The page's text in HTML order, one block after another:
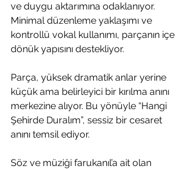
ve duygu aktarımına odaklanıyor.
Minimal düzenleme yaklaşımı ve
kontrollü vokal kullanımı, parçanın içe
dönük yapısını destekliyor.
Parça, yüksek dramatik anlar yerine
küçük ama belirleyici bir kırılma anını
merkezine alıyor. Bu yönüyle “Hangi
Şehirde Duralım”, sessiz bir cesaret
anını temsil ediyor.
Söz ve müziği farukanıl’a ait olan